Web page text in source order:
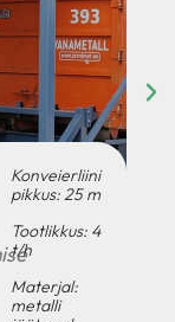
Konveierliini
pikkus: 25 m
Tootlikkus: 4
t/h
Materjal:
metalli